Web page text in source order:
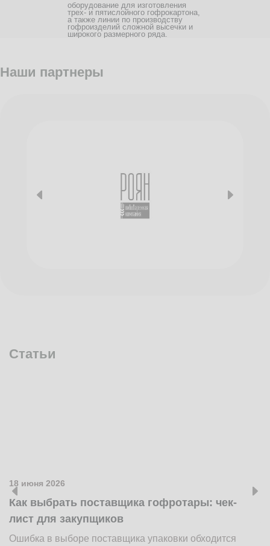
оборудование для изготовления
трех- и пятислойного гофрокартона,
а также линии по производству
гофроизделий сложной высечки и
широкого размерного ряда.
Наши партнеры
Статьи
18 июня 2026
Как выбрать поставщика гофротары: чек-
лист для закупщиков
Ошибка в выборе поставщика упаковки обходится